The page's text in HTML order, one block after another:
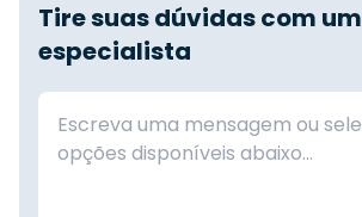
Tire suas dúvidas com um
especialista